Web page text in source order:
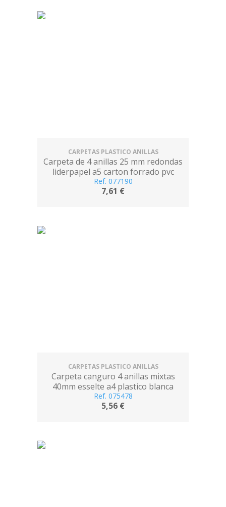
CARPETAS PLASTICO ANILLAS
Carpeta de 4 anillas 25 mm redondas
liderpapel a5 carton forrado pvc
naranja
Ref. 077190
7,61 €
CARPETAS PLASTICO ANILLAS
Carpeta canguro 4 anillas mixtas
40mm esselte a4 plastico blanca
Ref. 075478
5,56 €